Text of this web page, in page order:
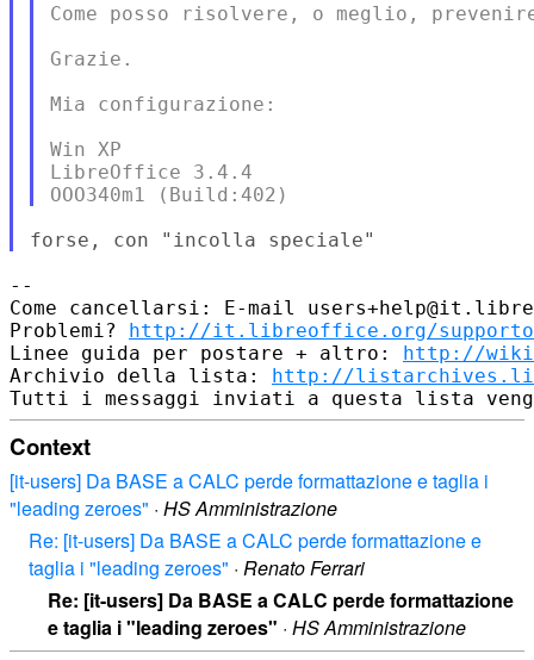
Come posso risolvere, o meglio,
Grazie.
Mia configurazione:
Win XP
LibreOffice 3.4.4
--
Come cancellarsi: E-mail
Problemi? http://it.libreoffice.org/
Linee guida per postare + altro: http://
Archivio della lista: http://
Context
[it-users] Da BASE a CALC perde formattazione e taglia i
"leading zeroes" · HS Amministrazione
Re: [it-users] Da BASE a CALC perde formattazione e
taglia i "leading zeroes" · Renato Ferrari
Re: [it-users] Da BASE a CALC perde formattazione
e taglia i "leading zeroes" · HS Amministrazione